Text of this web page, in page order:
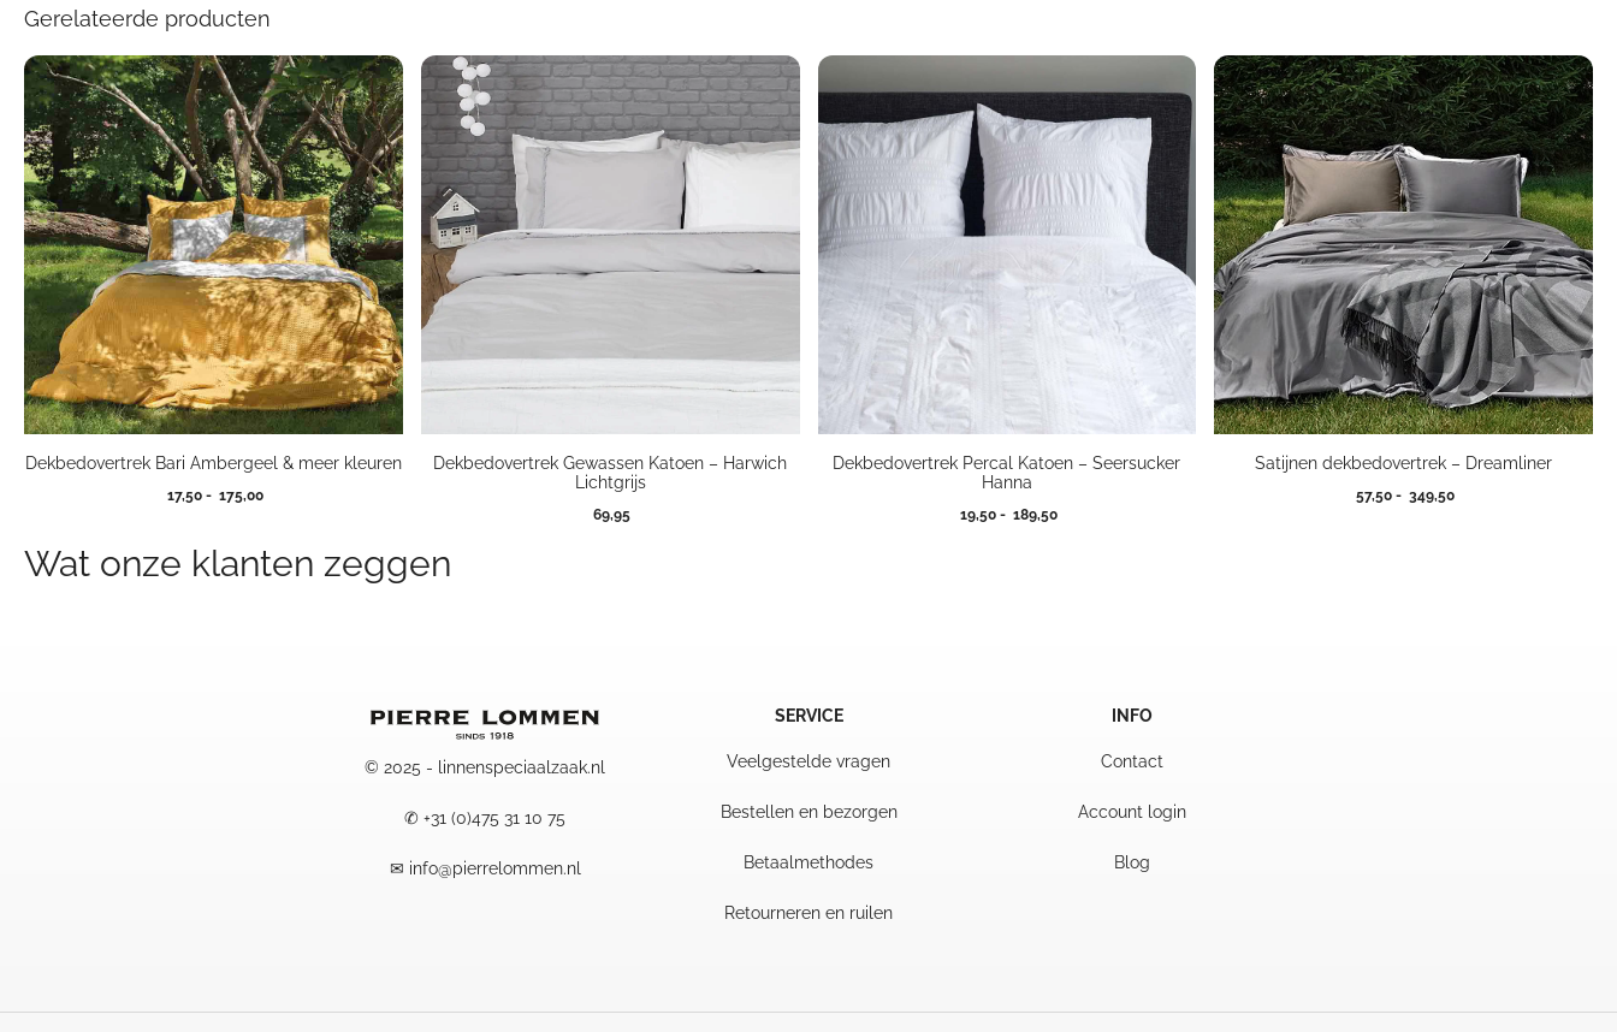
Gerelateerde producten
Dekbedovertrek Bari Ambergeel & meer kleuren
17,50 - 175,00Prijsklasse:
175,00
Dekbedovertrek Gewassen Katoen – Harwich
Lichtgrijs
69,95
Dekbedovertrek Percal Katoen – Seersucker
Hanna
19,50 - 189,50Prijsklasse:
Satijnen dekbedovertrek – Dreamliner
57,50 - 349,50Prijsklasse:
Wat onze klanten zeggen
© 2025 - linnenspeciaalzaak.nl
✆ +31 (0)475 31 10 75
✉ info@pierrelommen.nl
SERVICE
Veelgestelde vragen
Bestellen en bezorgen
Betaalmethodes
Retourneren en ruilen
INFO
Contact
Account login
Blog